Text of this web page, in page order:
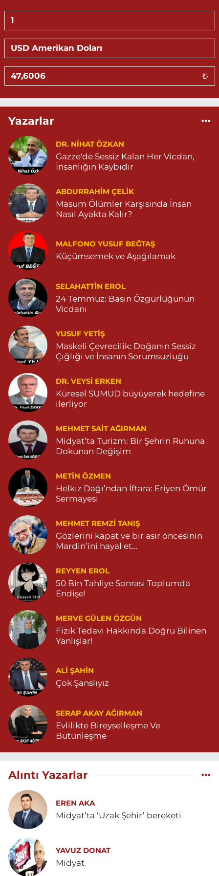
0 (530) 326 46 12
Gündüz Eczanesi
BAHÇEBAŞI MAHALLESİ SELAHADDİN EYYÜBİ CADDE NO:39 B
04823812323
KAPLAN MAH. MARDİN CAD. NO:21 A 04825030197
0 (482) 503 01 97 Yol Tarifi Al
GÜNDOĞAN MAHALLESİ STAD CADDESİ NO:36 A 05380544155
0 (538) 054 41 55 Yol Tarifi Al
Huzur Eczanesi
GÜL MAHALLESİ VATAN CADDE NO:4A 04825912517
0 (482) 591 25 17 Yol Tarifi Al
Dara Eczanesi
NUR MAHALLESİ VALİ OZAN CADDESİ DIŞ KAPI NO:122G
DEVLET HASTANESİ KARŞISI (DİYARBAKIR YOLU CEPHESİ)
04822125304
0 (482) 212 53 04 Yol Tarifi Al
Özdemir Eczanesi
YENİ MAHALLE 3086 SOKAK NO:4 3 04825413121
0 (482) 541 31 21 Yol Tarifi Al
₺
Yazarlar
DR. NIHAT ÖZKAN
Gazze'de Sessiz Kalan Her Vicdan,
İnsanlığın Kaybıdır
ABDURRAHIM ÇELİK
Masum Ölümler Karşısında İnsan
Nasıl Ayakta Kalır?
MALFONO YUSUF BEĞTAŞ
Küçümsemek ve Aşağılamak
SELAHATTIN EROL
24 Temmuz: Basın Özgürlüğünün
Vicdanı
YUSUF YETİŞ
Maskeli Çevrecilik: Doğanın Sessiz
Çığlığı ve İnsanın Sorumsuzluğu
DR. VEYSI ERKEN
Küresel SUMUD büyüyerek hedefine
ilerliyor
MEHMET SAIT AĞIRMAN
Midyat’ta Turizm: Bir Şehrin Ruhuna
Dokunan Değişim
METIN ÖZMEN
Helkız Dağı’ndan İftara: Eriyen Ömür
Sermayesi
MEHMET REMZI TANIŞ
Gözlerini kapat ve bir asır öncesinin
Mardin’ini hayal et…
REYYEN EROL
50 Bin Tahliye Sonrası Toplumda
Endişe!
MERVE GÜLEN ÖZGÜN
Fizik Tedavi Hakkında Doğru Bilinen
Yanlışlar!
ALI ŞAHİN
Çok Şanslıyız
SERAP AKAY AĞIRMAN
Evlilikte Bireyselleşme Ve
Bütünleşme
Alıntı Yazarlar
EREN AKA
Midyat’ta ‘Uzak Şehir’ bereketi
YAVUZ DONAT
Midyat